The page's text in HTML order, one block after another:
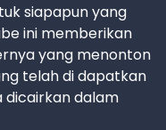
siapapun yang
ini memberikan
yang menonton
telah di dapatkan
dicairkan dalam